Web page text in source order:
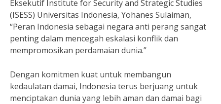
Eksekutif Institute for Security and Strategic Studies
(ISESS) Universitas Indonesia, Yohanes Sulaiman,
“Peran Indonesia sebagai negara anti perang sangat
penting dalam mencegah eskalasi konflik dan
mempromosikan perdamaian dunia.”
Dengan komitmen kuat untuk membangun
kedaulatan damai, Indonesia terus berjuang untuk
menciptakan dunia yang lebih aman dan damai bagi